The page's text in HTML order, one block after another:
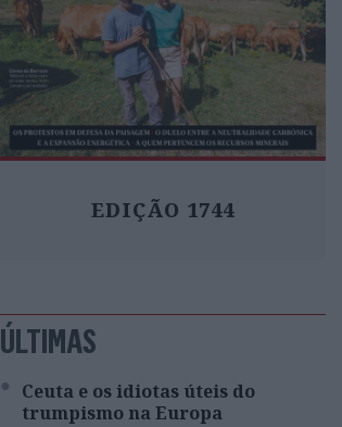
EDIÇÃO 1744
ÚLTIMAS
Ceuta e os idiotas úteis do
trumpismo na Europa